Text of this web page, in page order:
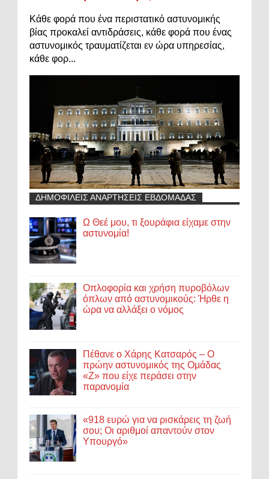
Κάθε φορά που ένα περιστατικό αστυνομικής
βίας προκαλεί αντιδράσεις, κάθε φορά που ένας
αστυνομικός τραυματίζεται εν ώρα υπηρεσίας,
κάθε φορ...
ΔΗΜΟΦΙΛΕΙΣ ΑΝΑΡΤΗΣΕΙΣ ΕΒΔΟΜΑΔΑΣ
Ω Θεέ μου, τι ξουράφια είχαμε στην
αστυνομία!
Οπλοφορία και χρήση πυροβόλων
όπλων από αστυνομικούς: Ήρθε η
ώρα να αλλάξει ο νόμος
Πέθανε ο Χάρης Κατσαρός – Ο
πρώην αστυνομικός της Ομάδας
«Ζ» που είχε περάσει στην
παρανομία
«918 ευρώ για να ρισκάρεις τη ζωή
σου; Οι αριθμοί απαντούν στον
Υπουργό»